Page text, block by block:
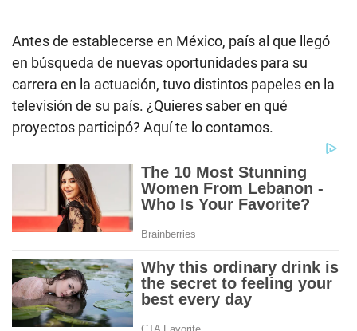
Antes de establecerse en México, país al que llegó
en búsqueda de nuevas oportunidades para su
carrera en la actuación, tuvo distintos papeles en la
televisión de su país. ¿Quieres saber en qué
proyectos participó? Aquí te lo contamos.